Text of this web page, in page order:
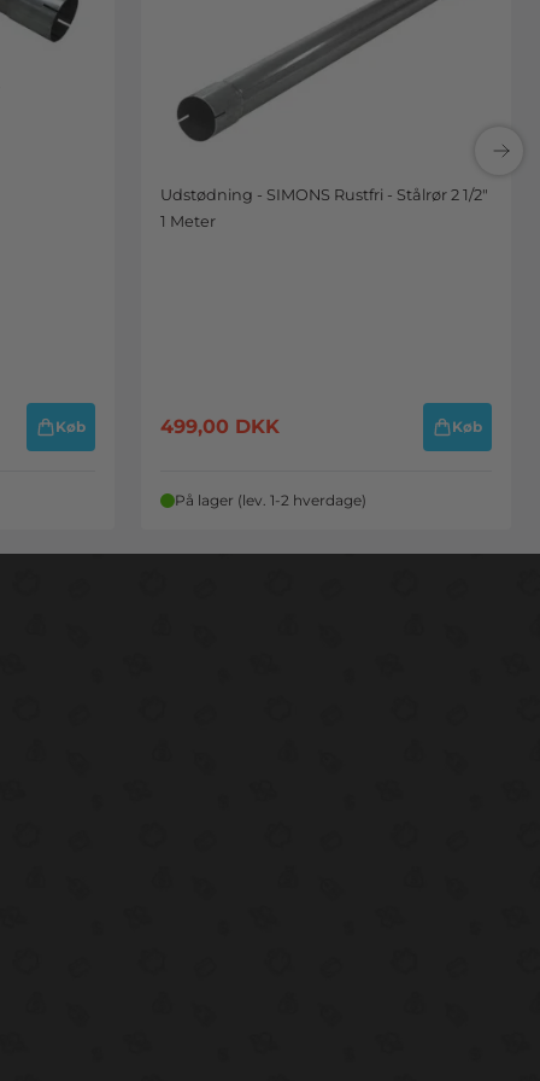
Køb
Udstødning - SIMONS Rustfri - Stålrør 2 1/2"
1 Meter
499,00 DKK Køb
På lager (lev. 1-2 hverdage)